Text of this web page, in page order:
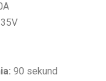
90 sekund